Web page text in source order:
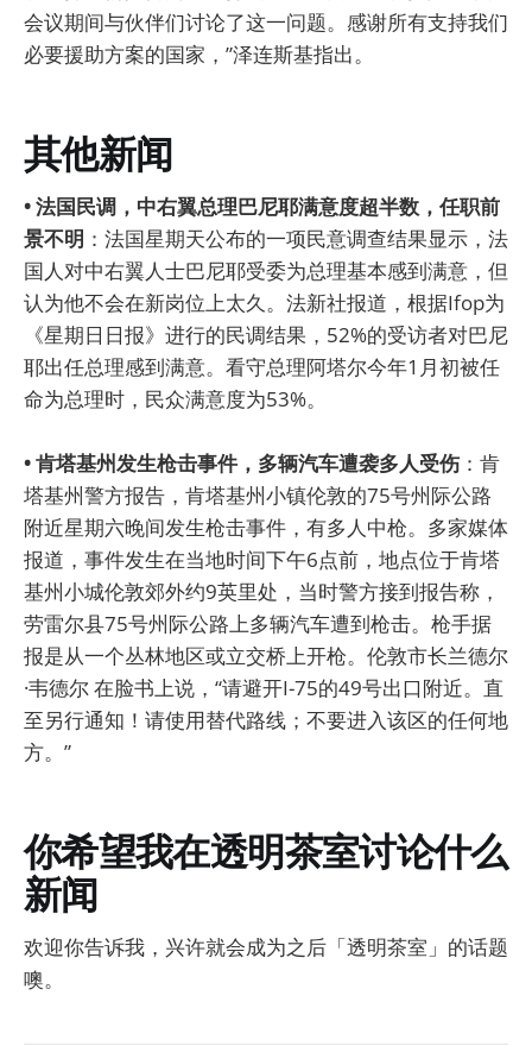
会议期间与伙伴们讨论了这一问题。感谢所有支持我们
必要援助方案的国家，”泽连斯基指出。
其他新闻
• 法国民调，中右翼总理巴尼耶满意度超半数，任职前
景不明 ：法国星期天公布的一项民意调查结果显示，法
国人对中右翼人士巴尼耶受委为总理基本感到满意，但
认为他不会在新岗位上太久。法新社报道，根据Ifop为
《星期日日报》进行的民调结果，52%的受访者对巴尼
耶出任总理感到满意。看守总理阿塔尔今年1月初被任
命为总理时，民众满意度为53%。
• 肯塔基州发生枪击事件，多辆汽车遭袭多人受伤 ：肯
塔基州警方报告，肯塔基州小镇伦敦的75号州际公路
附近星期六晚间发生枪击事件，有多人中枪。多家媒体
报道，事件发生在当地时间下午6点前，地点位于肯塔
基州小城伦敦郊外约9英里处，当时警方接到报告称，
劳雷尔县75号州际公路上多辆汽车遭到枪击。枪手据
报是从一个丛林地区或立交桥上开枪。伦敦市长兰德尔
·韦德尔 在脸书上说，“请避开I-75的49号出口附近。直
至另行通知！请使用替代路线；不要进入该区的任何地
方。”
你希望我在透明茶室讨论什么
新闻
欢迎你告诉我，兴许就会成为之后「透明茶室」的话题
噢。